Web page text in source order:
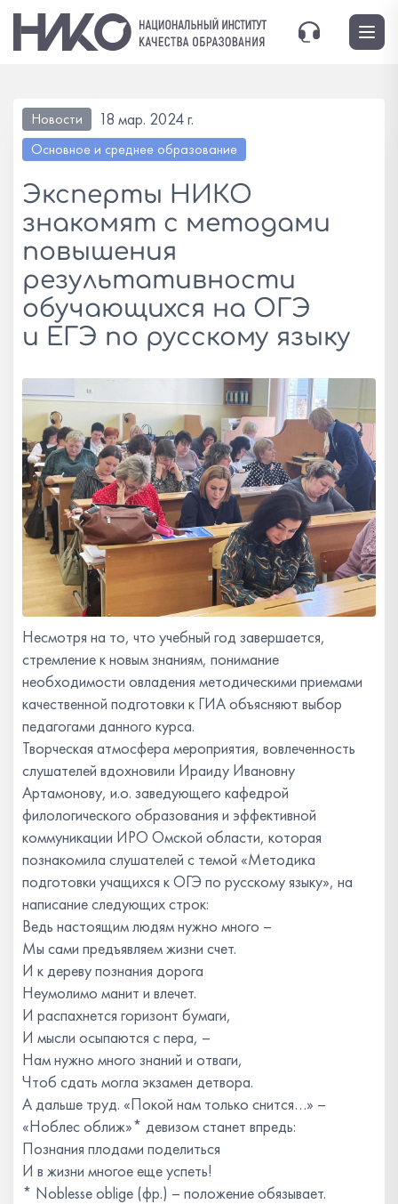
Новости 18 мар. 2024 г.
Основное и среднее образование
Эксперты НИКО
знакомят с методами
повышения
результативности
обучающихся на ОГЭ
и ЕГЭ по русскому языку
Несмотря на то, что учебный год завершается,
стремление к новым знаниям, понимание
необходимости овладения методическими приемами
качественной подготовки к ГИА объясняют выбор
педагогами данного курса.
Творческая атмосфера мероприятия, вовлеченность
слушателей вдохновили Ираиду Ивановну
Артамонову, и.о. заведующего кафедрой
филологического образования и эффективной
коммуникации ИРО Омской области, которая
познакомила слушателей с темой «Методика
подготовки учащихся к ОГЭ по русскому языку», на
написание следующих строк:
Ведь настоящим людям нужно много –
Мы сами предъявляем жизни счет.
И к дереву познания дорога
Неумолимо манит и влечет.
И распахнется горизонт бумаги,
И мысли осыпаются с пера, –
Нам нужно много знаний и отваги,
Чтоб сдать могла экзамен детвора.
А дальше труд. «Покой нам только снится…» –
«Ноблес оближ»* девизом станет впредь:
Познания плодами поделиться
И в жизни многое еще успеть!
* Noblesse oblige (фр.) – положение обязывает.